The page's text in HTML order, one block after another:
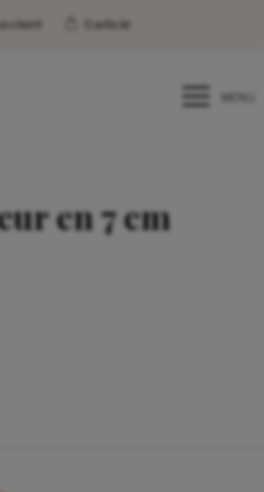
client 0 article
en 7 cm